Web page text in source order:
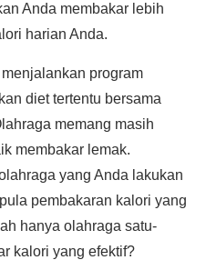
Anda membakar lebih
harian Anda.
program
diet tertentu bersama
memang masih
membakar lemak.
yang Anda lakukan
pembakaran kalori yang
hanya olahraga satu-
kalori yang efektif?